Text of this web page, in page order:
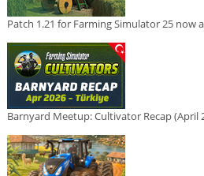
Patch 1.21 for Farming Simulator 25 now
Barnyard Meetup: Cultivator Recap (April